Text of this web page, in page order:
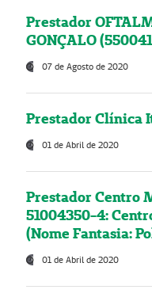
Prestador
GONÇALO
07 de Agosto de 2020
Prestador Clínica
01 de Abril de 2020
Prestador Centro
51004350-4:
(Nome Fantasia:
01 de Abril de 2020